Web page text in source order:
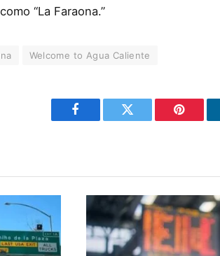
“La Faraona.”
Welcome to Agua Caliente
Facebook Twitter